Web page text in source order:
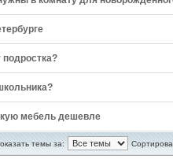
подростка?
мебель дешевле
темы за: